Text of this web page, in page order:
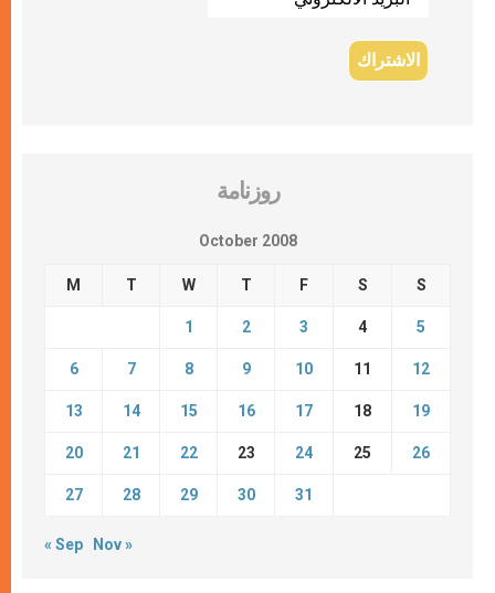
روزنامة
October 2008
M T W T F S S
1 2 3 4 5
6 7 8 9 10 11 12
13 14 15 16 17 18 19
20 21 22 23 24 25 26
27 28 29 30 31
« Sep Nov »